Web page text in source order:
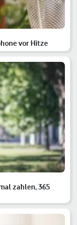
vor Hitze
zahlen, 365